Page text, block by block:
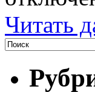
Читать